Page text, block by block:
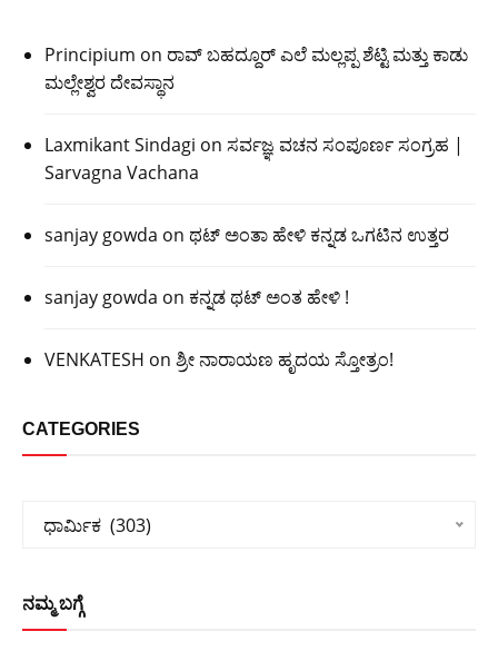
Principium on ರಾವ್ ಬಹದ್ದೂರ್ ಎಲೆ ಮಲ್ಲಪ್ಪ ಶೆಟ್ಟಿ ಮತ್ತು ಕಾಡು
ಮಲ್ಲೇಶ್ವರ ದೇವಸ್ಥಾನ
Laxmikant Sindagi on ಸರ್ವಜ್ಞ ವಚನ ಸಂಪೂರ್ಣ ಸಂಗ್ರಹ |
Sarvagna Vachana
sanjay gowda on ಥಟ್ ಅಂತಾ ಹೇಳಿ ಕನ್ನಡ ಒಗಟಿನ ಉತ್ತರ
sanjay gowda on ಕನ್ನಡ ಥಟ್ ಅಂತ ಹೇಳಿ !
VENKATESH on ಶ್ರೀ ನಾರಾಯಣ ಹೃದಯ ಸ್ತೋತ್ರಂ!
CATEGORIES
Categories
ಧಾರ್ಮಿಕ  (303)
ನಮ್ಮ ಬಗ್ಗೆ